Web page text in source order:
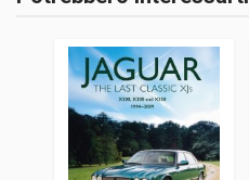
LINGUA DEL TESTO